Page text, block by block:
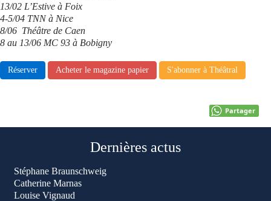
13/02 L’Estive à Foix
4-5/04 TNN à Nice
8/06 Théâtre de Caen
8 au 13/06 MC 93 à Bobigny
Réserver Acheter le magazine papier S'abonner à Théâtral
Partager
Dernières actus
Stéphane Braunschweig
Catherine Marnas
Louise Vignaud